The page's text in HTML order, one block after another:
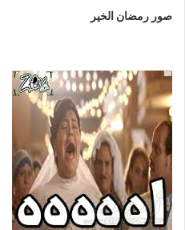
صور رمضان الخير